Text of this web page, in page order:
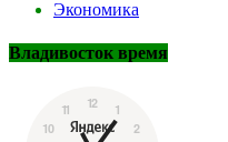
Экономика
Владивосток время